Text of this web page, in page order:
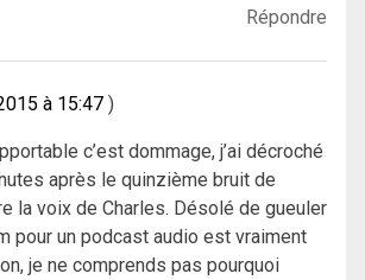
Répondre
à 15:47
c’est dommage, j’ai décroché
après le quinzième bruit de
la voix de Charles. Désolé de gueuler
pour un podcast audio est vraiment
je ne comprends pas pourquoi